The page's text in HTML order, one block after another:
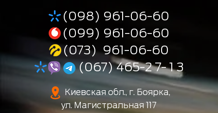
(098) 961-06-60
(099) 961-06-60
(073) 961-06-60
(067) 465-2 7- 1 3
Киевская обл., г. Боярка,
ул. Магистральная 117